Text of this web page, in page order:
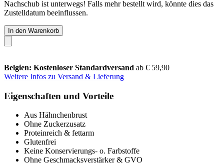
Nachschub ist unterwegs! Falls mehr bestellt wird, könnte dies das
Zustelldatum beeinflussen.
In den Warenkorb
Belgien: Kostenloser Standardversand ab € 59,90
Weitere Infos zu Versand & Lieferung
Eigenschaften und Vorteile
Aus Hähnchenbrust
Ohne Zuckerzusatz
Proteinreich & fettarm
Glutenfrei
Keine Konservierungs- o. Farbstoffe
Ohne Geschmacksverstärker & GVO